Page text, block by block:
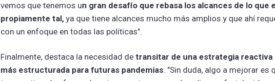
vemos que tenemos un gran desafío que rebasa los alcances de lo que
propiamente tal, ya que tiene alcances mucho más amplios y que ahí
con un enfoque en todas las políticas".
Finalmente, destaca la necesidad de transitar de una estrategia reactiva
más estructurada para futuras pandemias. "Sin duda, algo a mejorar es